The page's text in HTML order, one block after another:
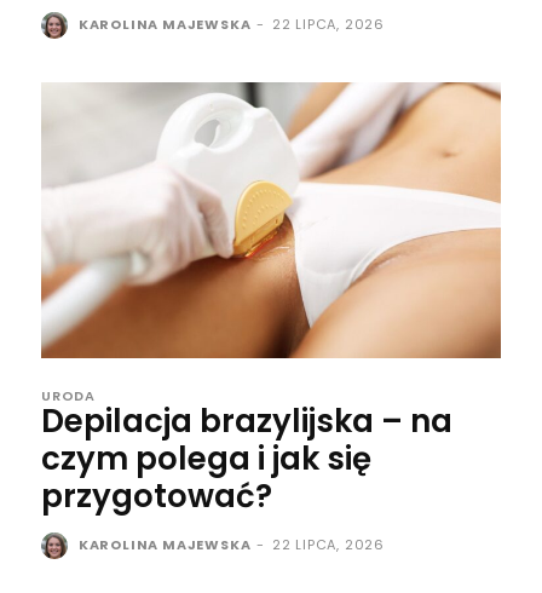
KAROLINA MAJEWSKA - 22 LIPCA, 2026
URODA
Depilacja brazylijska – na
czym polega i jak się
przygotować?
KAROLINA MAJEWSKA - 22 LIPCA, 2026